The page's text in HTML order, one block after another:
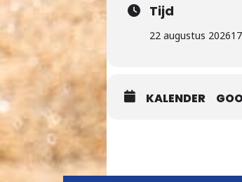
Tijd
22 augustus 2026
KALENDER